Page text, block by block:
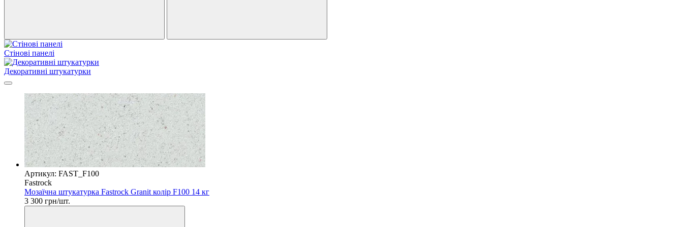
Стінові панелі
Декоративні штукатурки
Артикул: FAST_F100
Fastrock
Мозаїчна штукатурка Fastrock Granit колір F100 14 кг
3 300 грн/шт.